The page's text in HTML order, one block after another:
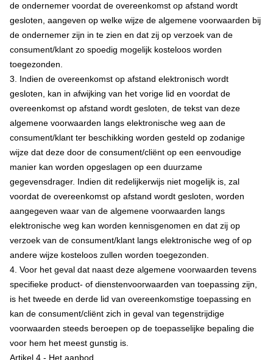
de ondernemer voordat de overeenkomst op afstand wordt
gesloten, aangeven op welke wijze de algemene voorwaarden bij
de ondernemer zijn in te zien en dat zij op verzoek van de
consument/klant zo spoedig mogelijk kosteloos worden
toegezonden.
3. Indien de overeenkomst op afstand elektronisch wordt
gesloten, kan in afwijking van het vorige lid en voordat de
overeenkomst op afstand wordt gesloten, de tekst van deze
algemene voorwaarden langs elektronische weg aan de
consument/klant ter beschikking worden gesteld op zodanige
wijze dat deze door de consument/cliënt op een eenvoudige
manier kan worden opgeslagen op een duurzame
gegevensdrager. Indien dit redelijkerwijs niet mogelijk is, zal
voordat de overeenkomst op afstand wordt gesloten, worden
aangegeven waar van de algemene voorwaarden langs
elektronische weg kan worden kennisgenomen en dat zij op
verzoek van de consument/klant langs elektronische weg of op
andere wijze kosteloos zullen worden toegezonden.
4. Voor het geval dat naast deze algemene voorwaarden tevens
specifieke product- of dienstenvoorwaarden van toepassing zijn,
is het tweede en derde lid van overeenkomstige toepassing en
kan de consument/cliënt zich in geval van tegenstrijdige
voorwaarden steeds beroepen op de toepasselijke bepaling die
voor hem het meest gunstig is.
Artikel 4 - Het aanbod